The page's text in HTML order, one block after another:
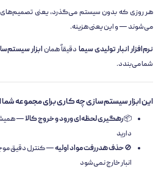
هر روزی که بدون سیستم می‌گذرد، یعنی تصمیم‌های
می‌شوند — و این یعنی هزینه.
نرم‌افزار انبار تولیدی سیما دقیقاً همانابزار
شما می‌بندد.
این ابزار سیستم‌سازی چه کاری برای مجموعه
📦رهگیری لحظه‌ای ورود و خروج کالا— همیشه
دارید
🚫حذف هدررفت مواد اولیه— کنترل دقیق
انبار خارج نمی‌شود